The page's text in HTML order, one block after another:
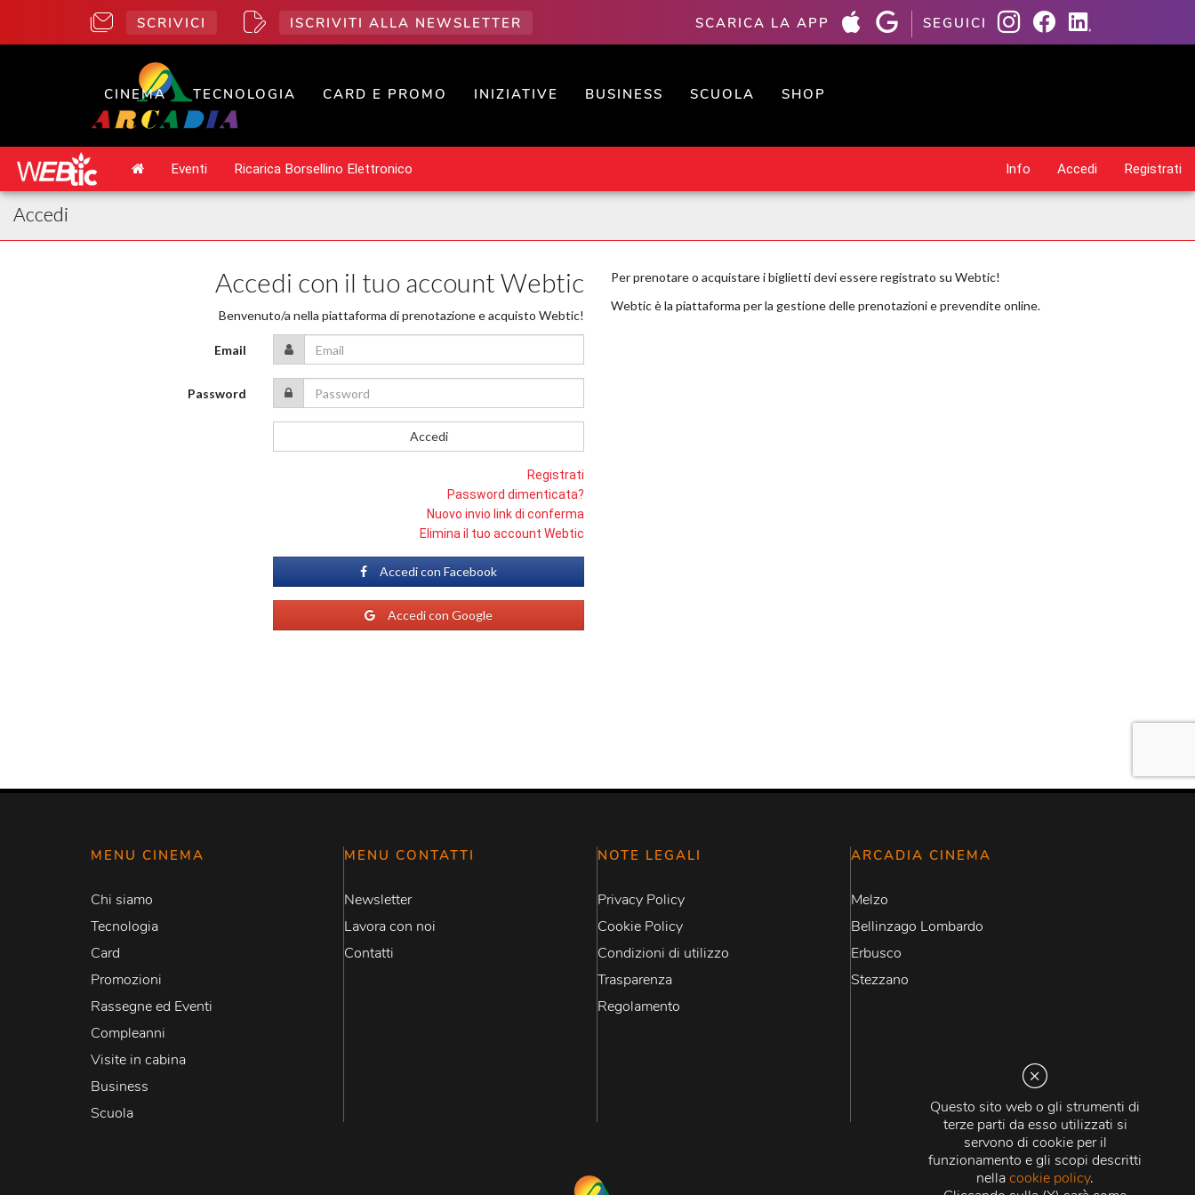
Questo sito web o gli strumenti di
terze parti da esso utilizzati si
servono di cookie per il
funzionamento e gli scopi descritti
nellacookie policy.
SCRIVICI ISCRIVITI ALLA NEWSLETTER SCARICA LA APP SEGUICI
CINEMA TECNOLOGIA CARD E PROMO INIZIATIVE BUSINESS SCUOLA SHOP
MENU CINEMA
Chi siamo
Tecnologia
Card
Promozioni
Rassegne ed Eventi
Compleanni
Visite in cabina
Business
Scuola
MENU CONTATTI
Newsletter
Lavora con noi
Contatti
NOTE LEGALI
Privacy Policy
Cookie Policy
Condizioni di utilizzo
Trasparenza
Regolamento
ARCADIA CINEMA
Melzo
Bellinzago Lombardo
Erbusco
Stezzano